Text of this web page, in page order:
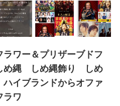
ラワー＆プリザーブドフ
め縄 しめ縄飾り しめ
イブランドからオファ
ラワ